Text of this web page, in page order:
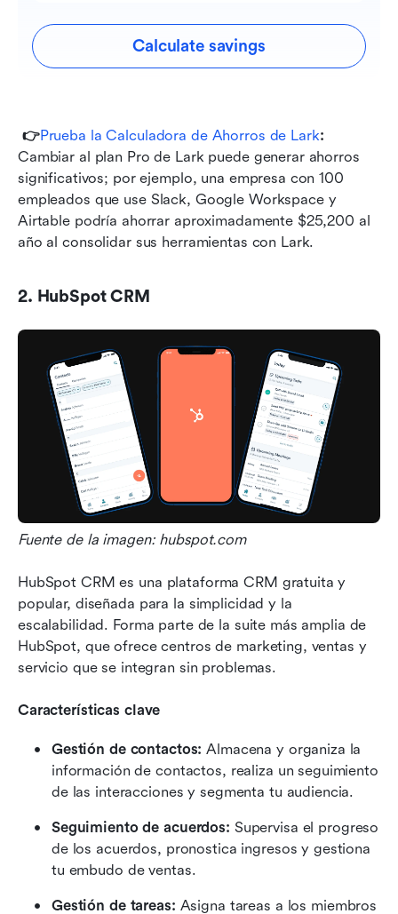
Calculate savings
👉Prueba la Calculadora de Ahorros de Lark
Cambiar al plan Pro de Lark puede generar ahorros
significativos; por ejemplo, una empresa con 100
empleados que use Slack, Google Workspace y
Airtable podría ahorrar aproximadamente $25,200 al
año al consolidar sus herramientas con Lark.
2. HubSpot CRM
Fuente de la imagen: hubspot.com
HubSpot CRM es una plataforma CRM gratuita y
popular, diseñada para la simplicidad y la
escalabilidad. Forma parte de la suite más amplia de
HubSpot, que ofrece centros de marketing, ventas y
servicio que se integran sin problemas.
Características clave
Gestión de contactos: Almacena y organiza la
información de contactos, realiza un seguimiento
de las interacciones y segmenta tu audiencia.
Seguimiento de acuerdos: Supervisa el progreso
de los acuerdos, pronostica ingresos y gestiona
tu embudo de ventas.
Gestión de tareas: Asigna tareas a los miembros